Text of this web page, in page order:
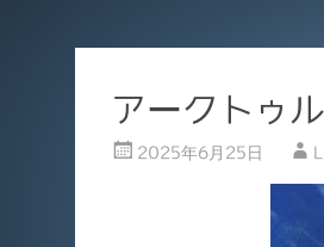
アークトゥ
2025年6月25日